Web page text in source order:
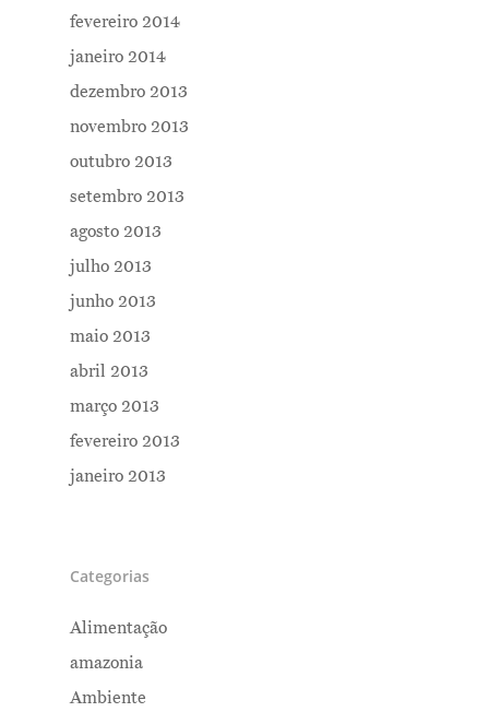
fevereiro 2014
janeiro 2014
dezembro 2013
novembro 2013
outubro 2013
setembro 2013
agosto 2013
julho 2013
junho 2013
maio 2013
abril 2013
março 2013
fevereiro 2013
janeiro 2013
Categorias
Alimentação
amazonia
Ambiente